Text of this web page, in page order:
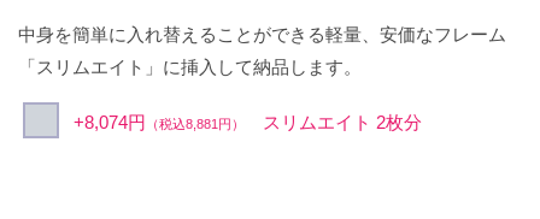
中身を簡単に入れ替えることができる軽量、安価なフレーム
「スリムエイト」に挿入して納品します。
+8,074円 （税込8,881円） スリムエイト 2枚分